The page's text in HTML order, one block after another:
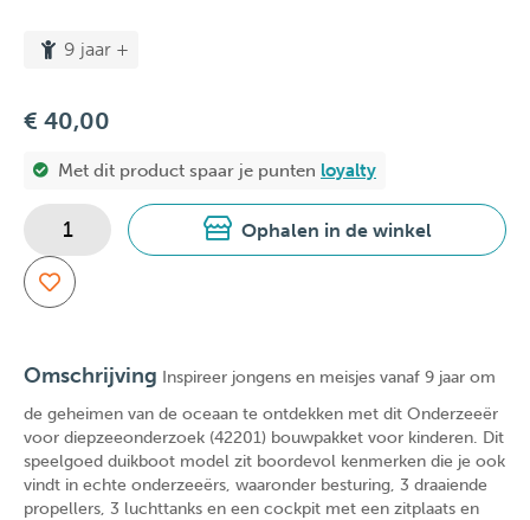
9 jaar +
€ 40,00
Met dit product spaar je punten loyalty
Ophalen in de winkel
Omschrijving Inspireer jongens en meisjes vanaf 9 jaar om
de geheimen van de oceaan te ontdekken met dit Onderzeeër
voor diepzeeonderzoek (42201) bouwpakket voor kinderen. Dit
speelgoed duikboot model zit boordevol kenmerken die je ook
vindt in echte onderzeeërs, waaronder besturing, 3 draaiende
propellers, 3 luchttanks en een cockpit met een zitplaats en